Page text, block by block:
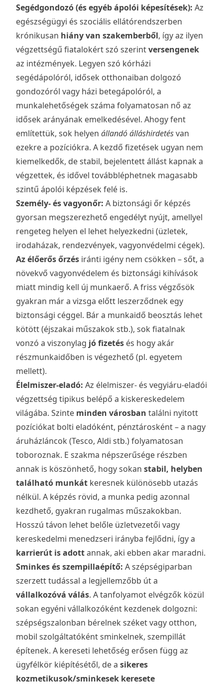
Segédgondozó (és egyéb ápolói képesítések): Az
egészségügyi és szociális ellátórendszerben
krónikusan hiány van szakemberből, így az ilyen
végzettségű fiatalokért szó szerintversengenek
az intézmények. Legyen szó kórházi
segédápolóról, idősek otthonaiban dolgozó
gondozóról vagy házi betegápolóról, a
munkalehetőségek száma folyamatosan nő az
idősek arányának emelkedésével. Ahogy fent
említettük, sok helyen állandó álláshirdetésvan
ezekre a pozíciókra. A kezdő fizetések ugyan nem
kiemelkedők, de stabil, bejelentett állást kapnak a
végzettek, és idővel továbbléphetnek magasabb
szintű ápolói képzések felé is.
Személy- és vagyonőr: A biztonsági őr képzés
gyorsan megszerezhető engedélyt nyújt, amellyel
rengeteg helyen el lehet helyezkedni (üzletek,
irodaházak, rendezvények, vagyonvédelmi cégek).
Az élőerős őrzés iránti igény nem csökken – sőt, a
növekvő vagyonvédelem és biztonsági kihívások
miatt mindig kell új munkaerő. A friss végzősök
gyakran már a vizsga előtt leszerződnek egy
biztonsági céggel. Bár a munkaidő beosztás lehet
kötött (éjszakai műszakok stb.), sok fiatalnak
vonzó a viszonylag jó fizetés és hogy akár
részmunkaidőben is végezhető (pl. egyetem
mellett).
Élelmiszer-eladó: Az élelmiszer- és vegyiáru-eladói
végzettség tipikus belépő a kiskereskedelem
világába. Szinte minden városban találni nyitott
pozíciókat bolti eladóként, pénztárosként – a nagy
áruházláncok (Tesco, Aldi stb.) folyamatosan
toboroznak. E szakma népszerűsége részben
annak is köszönhető, hogy sokan stabil, helyben
található munkát keresnek különösebb utazás
nélkül. A képzés rövid, a munka pedig azonnal
kezdhető, gyakran rugalmas műszakokban.
Hosszú távon lehet belőle üzletvezetői vagy
kereskedelmi menedzseri irányba fejlődni, így a
karrierút is adottannak, aki ebben akar maradni.
Sminkes és szempillaépítő: A szépségiparban
szerzett tudással a legjellemzőbb út a
vállalkozóvá válás. A tanfolyamot elvégzők közül
sokan egyéni vállalkozóként kezdenek dolgozni:
szépségszalonban bérelnek széket vagy otthon,
mobil szolgáltatóként sminkelnek, szempillát
építenek. A kereseti lehetőség erősen függ az
ügyfélkör kiépítésétől, de a sikeres
kozmetikusok/sminkesek keresete